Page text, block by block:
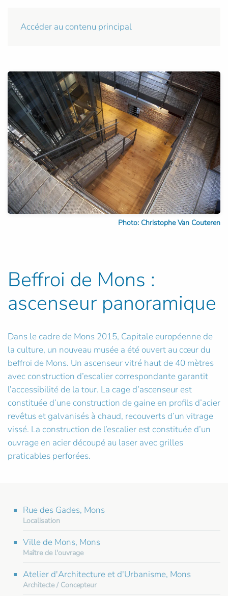
Accéder au contenu principal
Photo: Christophe Van Couteren
Beffroi de Mons :
ascenseur panoramique
Dans le cadre de Mons 2015, Capitale européenne de
la culture, un nouveau musée a été ouvert au cœur du
beffroi de Mons. Un ascenseur vitré haut de 40 mètres
avec construction d’escalier correspondante garantit
l’accessibilité de la tour. La cage d’ascenseur est
constituée d’une construction de gaine en profils d’acier
revêtus et galvanisés à chaud, recouverts d’un vitrage
vissé. La construction de l’escalier est constituée d’un
ouvrage en acier découpé au laser avec grilles
praticables perforées.
Rue des Gades, Mons
Localisation
Ville de Mons, Mons
Maître de l'ouvrage
Atelier d'Architecture et d'Urbanisme, Mons
Architecte / Concepteur